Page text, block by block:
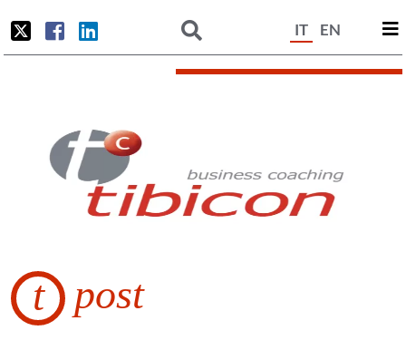
IT EN
t post